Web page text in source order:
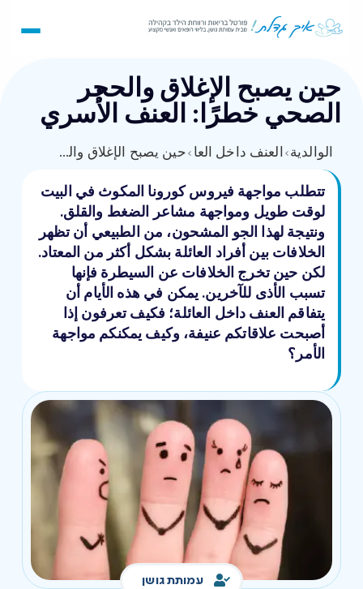
حين يصبح الإغلاق والحجر
الصحي خطرًا: العنف الأُسري
الوالدية›العنف داخل العائلة
› حين يصبح الإغلاق والحجر الصحي خطرًا: العنف الأُسري
تتطلب مواجهة فيروس كورونا المكوث في البيت
لوقت طويل ومواجهة مشاعر الضغط والقلق.
ونتيجة لهذا الجو المشحون، من الطبيعي أن تظهر
الخلافات بين أفراد العائلة بشكل أكثر من المعتاد.
لكن حين تخرج الخلافات عن السيطرة فإنها
تسبب الأذى للآخرين. يمكن في هذه الأيام أن
يتفاقم العنف داخل العائلة؛ فكيف تعرفون إذا
أصبحت علاقاتكم عنيفة، وكيف يمكنكم مواجهة
الأمر؟
עמותת גושן